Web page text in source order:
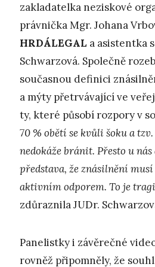
zakladatelka neziskové
právnička Mgr. Johana
HRDÁLEGAL a asistentka
Schwarzová. Společně
současnou definici
a mýty přetrvávající ve
ty, které působí rozpory v
70 % obětí se kvůli šoku a
nedokáže bránit. Přesto u
představa, že znásilnění
aktivním odporem. To je
zdůraznila JUDr.
Panelistky i závěrečné
rovněž připomněly, že